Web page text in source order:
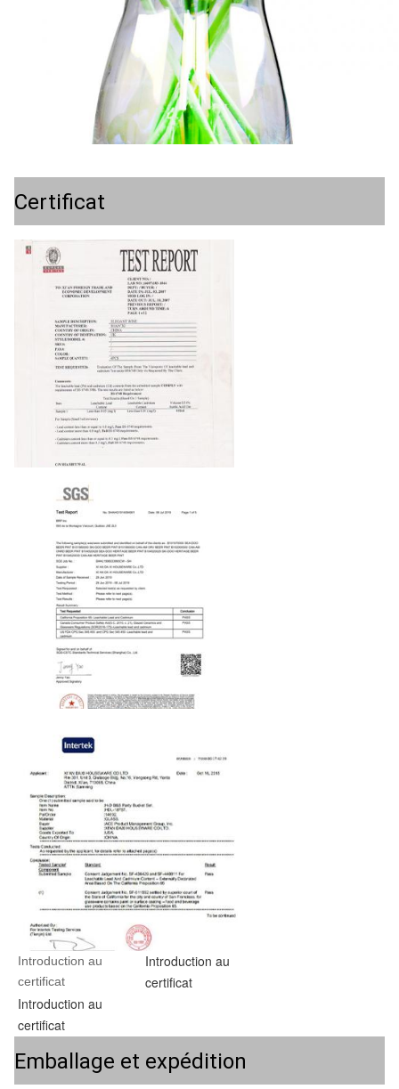
Certificat
Introduction au
certificat
Introduction au
certificat
Introduction au
certificat
Emballage et expédition